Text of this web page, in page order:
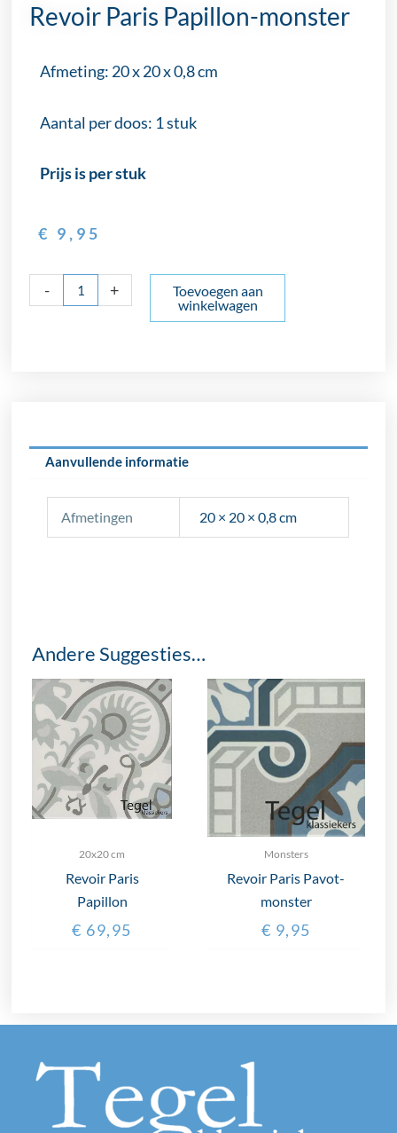
Revoir Paris Papillon-monster
Afmeting: 20 x 20 x 0,8 cm
Aantal per doos: 1 stuk
Prijs is per stuk
€ 9,95
-
Paris
+
Toevoegen aan
winkelwagen
Aanvullende informatie
Afmetingen 20 × 20 × 0,8 cm
Andere Suggesties…
20x20 cm
Revoir Paris
Papillon
€ 69,95
Monsters
Revoir Paris Pavot-
monster
€ 9,95